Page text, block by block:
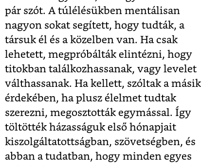
pár szót. A túlélésükben mentálisan
nagyon sokat segített, hogy tudták, a
társuk él és a közelben van. Ha csak
lehetett, megpróbálták elintézni, hogy
titokban találkozhassanak, vagy levelet
válthassanak. Ha kellett, szóltak a másik
érdekében, ha plusz élelmet tudtak
szerezni, megosztották egymással. Így
töltötték házasságuk első hónapjait
kiszolgáltatottságban, szövetségben, és
abban a tudatban, hogy minden egyes